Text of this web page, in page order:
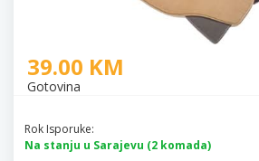
39.00 KM
Gotovina
Rok Isporuke:
Na stanju u Sarajevu (2 komada)